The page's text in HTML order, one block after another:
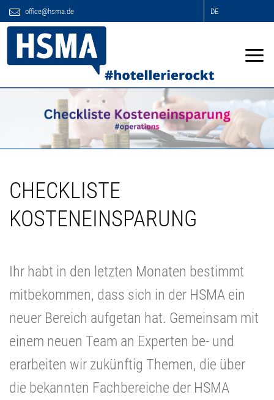
office@hsma.de DE
CHECKLISTE
KOSTENEINSPARUNG
Ihr habt in den letzten Monaten bestimmt
mitbekommen, dass sich in der HSMA ein
neuer Bereich aufgetan hat. Gemeinsam mit
einem neuen Team an Experten be- und
erarbeiten wir zukünftig Themen, die über
die bekannten Fachbereiche der HSMA